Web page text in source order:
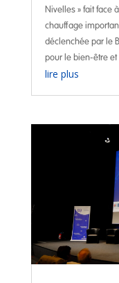
Nivelles » fait face
chauffage
déclenchée par le
pour le bien-être et
lire plus